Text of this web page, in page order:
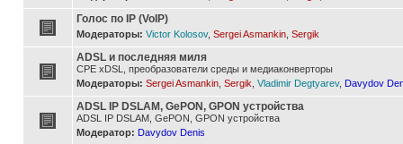
Голос по IP (VoIP)
Модераторы: Victor Kolosov, Sergei Asmankin Sergik
ADSL и последняя миля
CPE xDSL, преобразователи среды и медиаконверторы
Модераторы: Sergei Asmankin Sergik Vladimir Degtyarev, Davydov
ADSL IP DSLAM, GePON, GPON устройства
ADSL IP DSLAM, GePON, GPON устройства
Модератор: Davydov Denis